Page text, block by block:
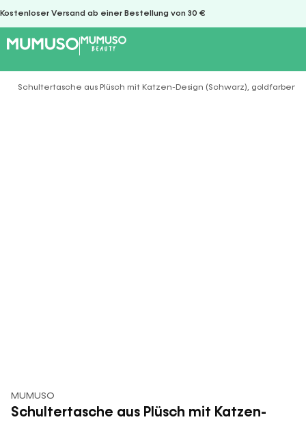
Kostenloser Versand ab einer Bestellung von 30 €
Sie befinden sich hier:
Schultertasche aus Plüsch mit Katzen-Design (Schwarz),
MUMUSO
Schultertasche aus Plüsch mit Katzen-